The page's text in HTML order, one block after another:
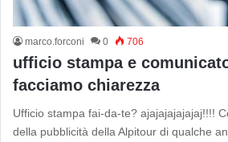
marco.forconi 0 706
ufficio stampa e
facciamo chiarezza
Ufficio stampa fai-da-te? ajajajajajajaj!!!!
della pubblicità della Alpitour di qualche